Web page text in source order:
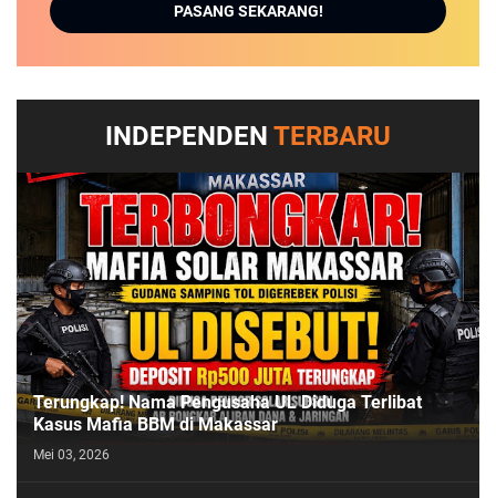
PASANG SEKARANG!
INDEPENDEN TERBARU
Terungkap! Nama Pengusaha UL Diduga Terlibat
Kasus Mafia BBM di Makassar
Mei 03, 2026